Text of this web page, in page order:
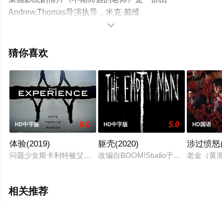
Andrew,Thomas导演执导，米克·戴维
斯
整版电影大全就上策驰电影网，更多相关信息可移步至豆

猜你喜欢
HD中字版 9.0
体验(2019)
问题少女斯卡利特被父亲送往了荒野训练营，每天的任务就是
HD中字版 5.0
躯壳(2020)
改编自BOOM!Studio于2014年推出
HD国语
涉过愤
老金（黄
相关推荐